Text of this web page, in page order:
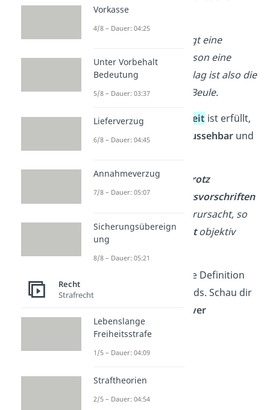
Taterfolgs ist.
Beispiel:
Der Täter schlägt eine
Person, wodurch die Person eine
Beule bekommt. Der Schlag ist also die
kausale Ursache
für die Beule.
Objektive Zurechenbarkeit ist erfüllt,
wenn der Taterfolg
voraussehbar und
vermeidbar
Beispiel:Wenn jemand
trotz
Einhaltung aller Verkehrsvorschriften
einen tödlichen Unfall verursacht, so
ist ihm dieser Unfallnichtobjektiv
Super! Jetzt kennst du die Definition
des objektiven Tatbestands. Schau dir
subjektiver
Tatbestandbedeutet.
Vorkasse
4/8 – Dauer: 04:25
Unter Vorbehalt
Bedeutung
5/8 – Dauer: 03:37
Lieferverzug
6/8 – Dauer: 04:45
Annahmeverzug
7/8 – Dauer: 05:07
Sicherungsübereign
ung
8/8 – Dauer: 05:21
Recht
Strafrecht
Lebenslange
Freiheitsstrafe
1/5 – Dauer: 04:09
Straftheorien
2/5 – Dauer: 04:54